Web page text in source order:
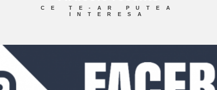
CE TE-AR PUTEA
INTERESA